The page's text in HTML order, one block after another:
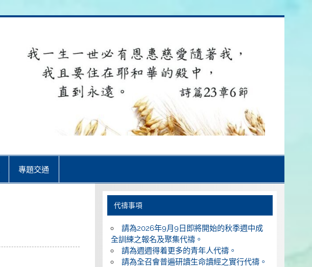
專題交通
代禱事項
請為2026年9月9日即將開始的秋季週中成
全訓練之報名及聚集代禱。
請為週週得着更多的青年人代禱。
請為全召會普遍研讀生命讀經之實行代禱。